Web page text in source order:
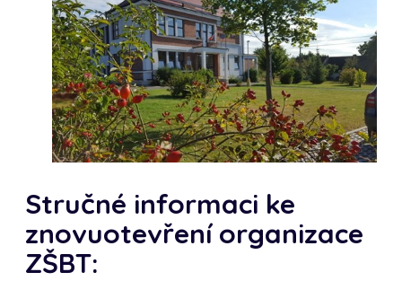
Stručné informaci ke
znovuotevření organizace
ZŠBT: